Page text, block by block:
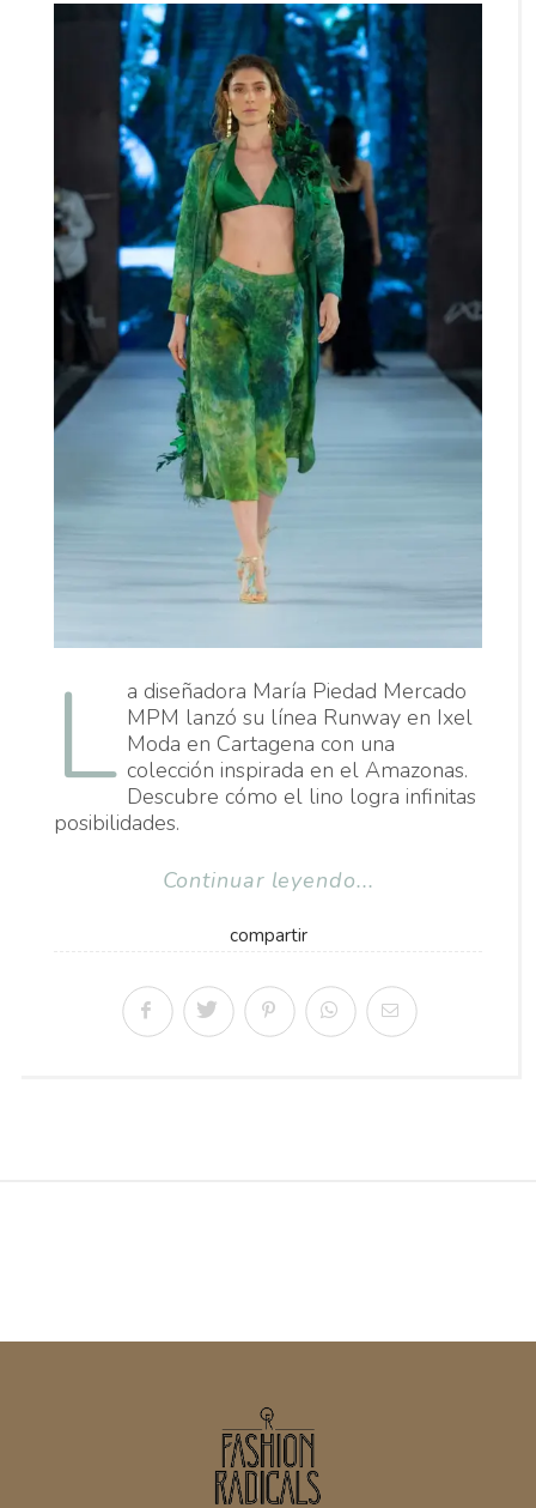
L a diseñadora María Piedad Mercado
MPM lanzó su línea Runway en Ixel
Moda en Cartagena con una
colección inspirada en el Amazonas.
Descubre cómo el lino logra infinitas
posibilidades.
Continuar leyendo...
compartir